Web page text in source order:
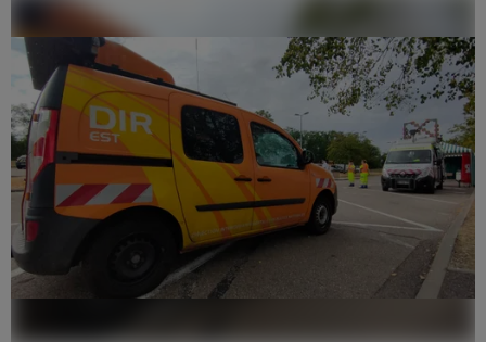
Vosges ont été retrouvés morts dans le massif du
Mont Blanc samedi 19 juillet.